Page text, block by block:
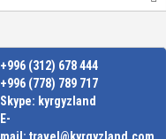
+996 (312) 678 444
+996 (778) 789 717
Skype: kyrgyzland
E-